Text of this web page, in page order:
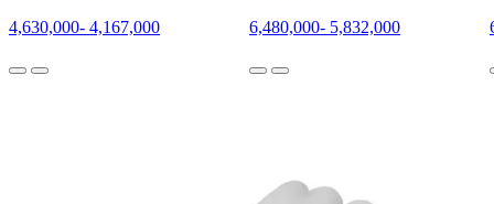
4,630,000- 4,167,000
6,480,000- 5,832,000